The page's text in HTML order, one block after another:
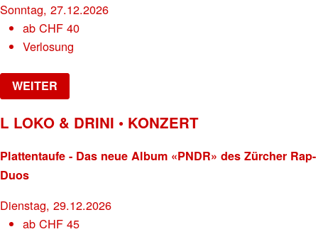
Sonntag, 27.12.2026
abCHF 40
Verlosung
WEITER
L LOKO & DRINI • KONZERT
Plattentaufe - Das neue Album «PNDR» des Zürcher Rap-
Duos
Dienstag, 29.12.2026
abCHF 45